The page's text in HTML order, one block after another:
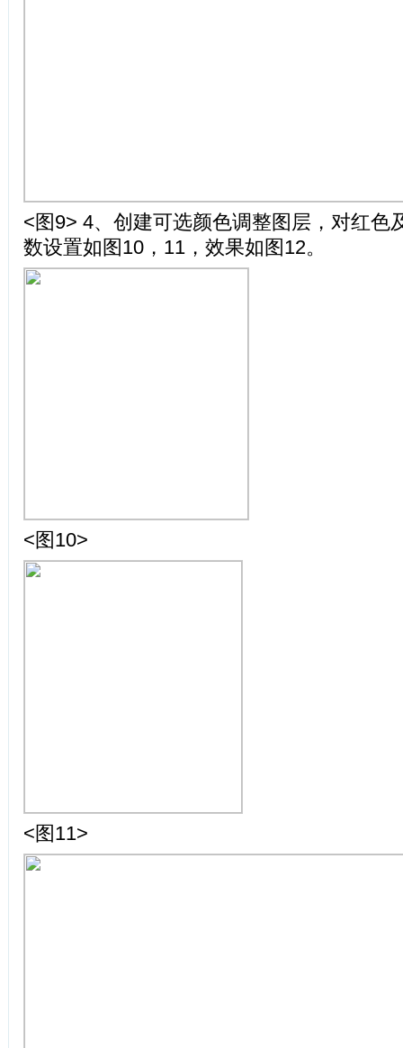
<图9> 4、创建可选颜色调整图层，对红色
数设置如图10，11，效果如图12。
<图10>
<图11>